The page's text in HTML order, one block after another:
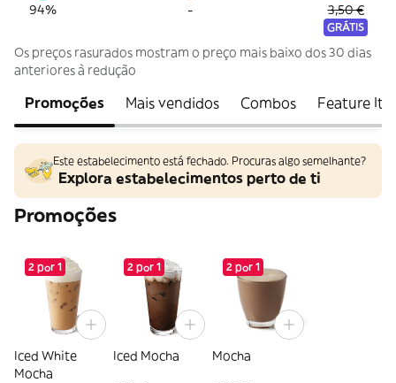
94% - 3,50 €
GRÁTIS
Os preços rasurados mostram o preço mais baixo dos 30 dias
anteriores à redução
Promoções Mais vendidos Combos Feature
Este estabelecimento está fechado. Procuras algo semelhante?
Explora estabelecimentos perto de ti
Promoções
2 por 1
Iced White
Mocha
2 por 1
Iced Mocha
2 por 1
Mocha